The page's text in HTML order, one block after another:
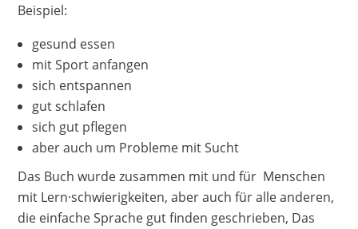
Beispiel:
gesund essen
mit Sport anfangen
sich entspannen
gut schlafen
sich gut pflegen
aber auch um Probleme mit Sucht
Das Buch wurde zusammen mit und für Menschen
mit Lern·schwierigkeiten, aber auch für alle anderen,
die einfache Sprache gut finden geschrieben, Das